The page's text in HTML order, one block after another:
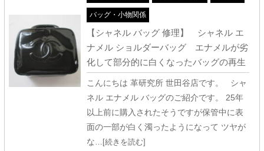
バッグ・小物関係
【シャネル バッグ 修理】 シャネル エ
ナメル ショルダーバッグ エナメルが劣
化して部分的に白くなったバッグの再生
こんにちは 革研究所 世田谷店です。 シャ
ネル エナメル バッグのご紹介です。 25年
以上前に購入されたそうですが保管中に表
面の一部が白く濁ったようになって ツヤが
な…[続きを読む]